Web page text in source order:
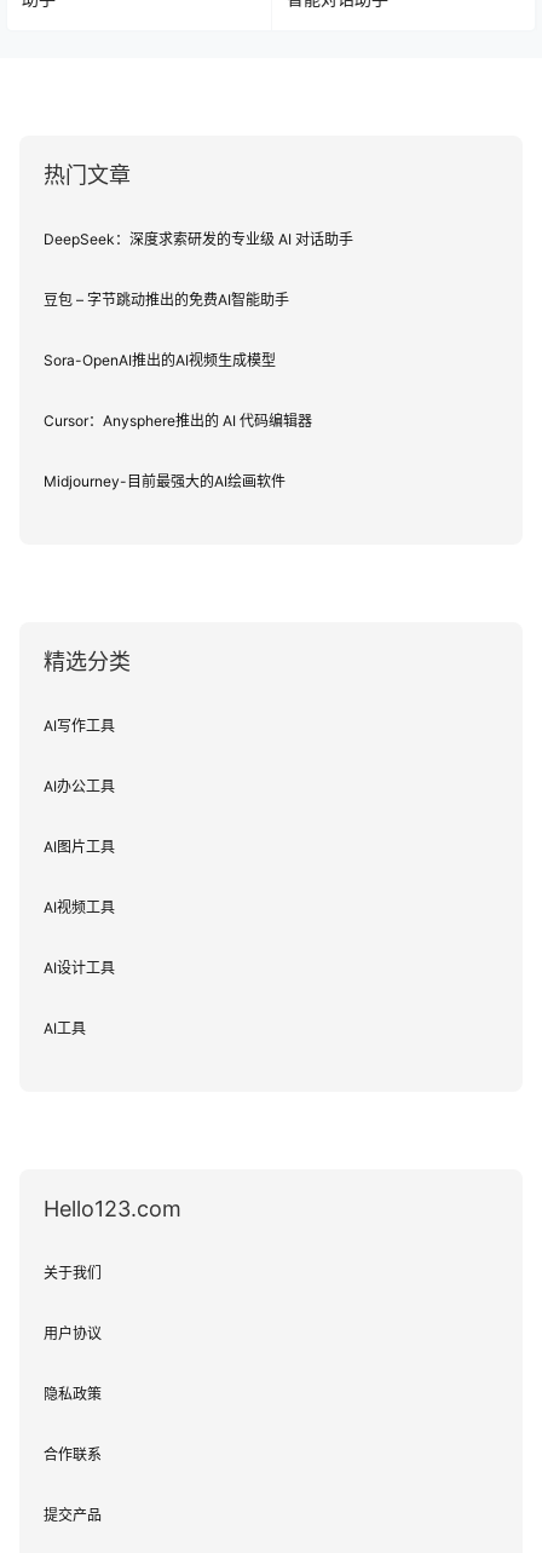
热门文章
DeepSeek：深度求索研发的专业级 AI 对话助手
豆包 – 字节跳动推出的免费AI智能助手
Sora-OpenAI推出的AI视频生成模型
Cursor：Anysphere推出的 AI 代码编辑器
Midjourney-目前最强大的AI绘画软件
精选分类
AI写作工具
AI办公工具
AI图片工具
AI视频工具
AI设计工具
AI工具
Hello123.com
关于我们
用户协议
隐私政策
合作联系
提交产品